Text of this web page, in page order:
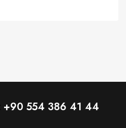
+90 554 386 41 44